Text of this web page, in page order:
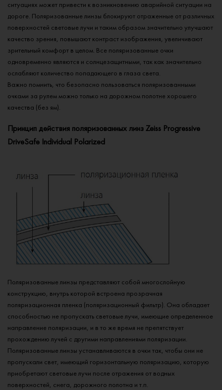
ситуациях может привести к возникновению аварийной ситуации на
дороге. Поляризованные линзы блокируют отраженные от различных
поверхностей световые лучи и таким образом значительно улучшают
качество зрения, повышают контраст изображения, увеличивают
зрительный комфорт в целом. Все поляризованные очки
одновременно являются и солнцезащитными, так как значительно
ослабляют количество попадающего в глаза света.
Важно помнить, что безопасно пользоваться поляризованными
очками за рулем можно только на дорожном полотне хорошего
качества (без ям).
Принцип действия поляризованных линз Zeiss Progressive
DriveSafe Individual Polarized
Поляризованные линзы представляют собой многослойную
конструкцию, внутрь которой встроена прозрачная
поляризационная пленка (поляризационный фильтр). Она обладает
способностью не пропускать световые лучи, имеющие определенное
направление поляризации, и в то же время не препятствует
прохождению лучей с другими направлениями поляризации.
Поляризованные линзы устанавливаются в очки так, чтобы они не
пропускали свет, имеющий горизонтальную поляризацию, которую
приобретают световые лучи после отражения от водных
поверхностей, снега, дорожного полотна и т.п.